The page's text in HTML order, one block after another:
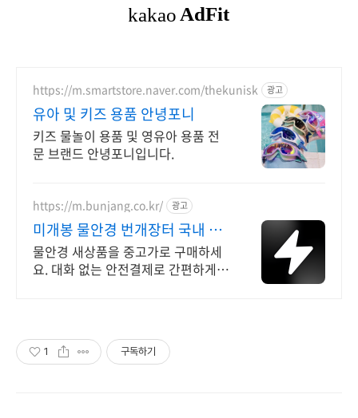
https://m.smartstore.naver.com/thekunisk 광고
유아 및 키즈 용품 안녕포니
키즈 물놀이 용품 및 영유아 용품 전
문 브랜드 안녕포니입니다.
https://m.bunjang.co.kr/ 광고
미개봉 물안경 번개장터 국내 최
대 브랜드 중고거래
물안경 새상품을 중고가로 구매하세
요. 대화 없는 안전결제로 간편하게!
1 구독하기